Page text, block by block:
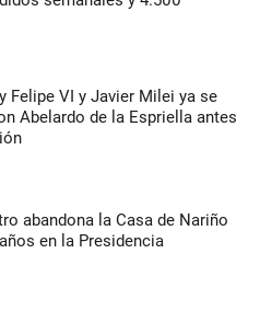
Felipe VI y Javier Milei ya se
Abelardo de la Espriella antes
abandona la Casa de Nariño
en la Presidencia